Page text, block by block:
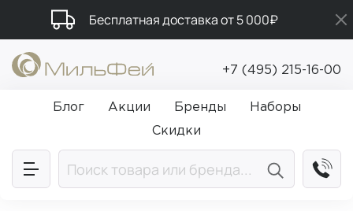
Бесплатная доставка от 5 000₽
Подарки в каждый заказ от 5 000₽
Промокод ПРИВЕТ
+7 (495) 215-16-00
Блог Акции Бренды
Наборы
Скидки